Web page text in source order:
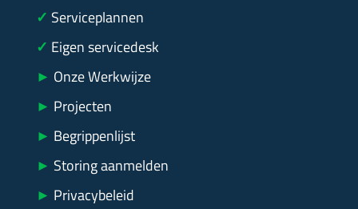
✓ Serviceplannen
✓ Eigen servicedesk
► Onze Werkwijze
► Projecten
► Begrippenlijst
► Storing aanmelden
► Privacybeleid